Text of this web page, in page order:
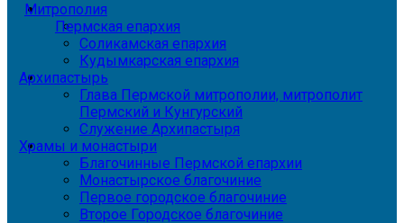
Митрополия
Пермская епархия
Соликамская епархия
Кудымкарская епархия
Архипастырь
Глава Пермской митрополии, митрополит
Пермский и Кунгурский
Служение Архипастыря
Храмы и монастыри
Благочинные Пермской епархии
Монастырское благочиние
Первое городское благочиние
Второе Городское благочиние